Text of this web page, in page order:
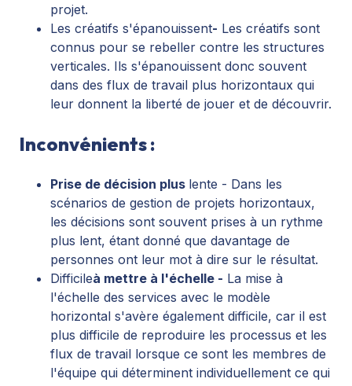
projet.
Les créatifs s'épanouissent- Les créatifs sont
connus pour se rebeller contre les structures
verticales. Ils s'épanouissent donc souvent
dans des flux de travail plus horizontaux qui
leur donnent la liberté de jouer et de découvrir.
Inconvénients :
Prise de décision plus lente - Dans les
scénarios de gestion de projets horizontaux,
les décisions sont souvent prises à un rythme
plus lent, étant donné que davantage de
personnes ont leur mot à dire sur le résultat.
Difficileà mettre à l'échelle - La mise à
l'échelle des services avec le modèle
horizontal s'avère également difficile, car il est
plus difficile de reproduire les processus et les
flux de travail lorsque ce sont les membres de
l'équipe qui déterminent individuellement ce qui